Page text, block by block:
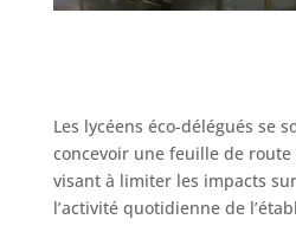
Les lycéens éco-délégués se
concevoir une feuille de
visant à limiter les impacts
l’activité quotidienne de